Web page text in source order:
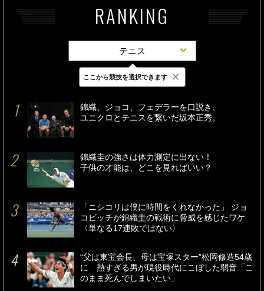
RANKING
テニス
最新 24時間 週間
錦織、ジョコ、フェデラーを口説き、
ユニクロとテニスを繋いだ坂本正秀。
錦織圭の強さは体力測定に出ない！
子供の才能は、どこを見ればいい？
「ニシコリは僕に時間をくれなかった」 ジョ
コビッチが錦織圭の戦術に脅威を感じたワケ
〈単なる17連敗ではない〉
“父は東宝会長、母は宝塚スター”松岡修造54歳
に 熱すぎる男が現役時代にこぼした弱音「こ
のまま死んでしまいたい」
ここから競技を選択できます ×